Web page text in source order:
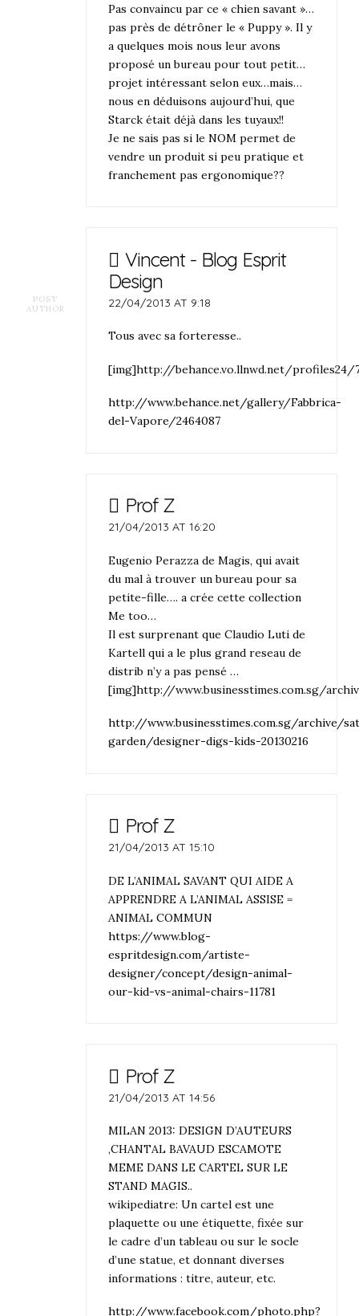
Pas convaincu par ce « chien savant »…
pas près de détrôner le « Puppy ». Il y
a quelques mois nous leur avons
proposé un bureau pour tout petit…
projet intéressant selon eux…mais…
nous en déduisons aujourd’hui, que
Starck était déjà dans les tuyaux!!
Je ne sais pas si le NOM permet de
vendre un produit si peu pratique et
franchement pas ergonomique??
POST
AUTHOR
Vincent - Blog Esprit
Design
22/04/2013 AT 9:18
Tous avec sa forteresse..
[img]http://behance.vo.llnwd.net/profiles24/
http://www.behance.net/gallery/Fabbrica-
del-Vapore/2464087
Prof Z
21/04/2013 AT 16:20
Eugenio Perazza de Magis, qui avait
du mal à trouver un bureau pour sa
petite-fille…. a crée cette collection
Me too…
Il est surprenant que Claudio Luti de
Kartell qui a le plus grand reseau de
distrib n’y a pas pensé …
[img]http://www.businesstimes.com.sg/
http://www.businesstimes.com.sg/archive/
garden/designer-digs-kids-20130216
Prof Z
21/04/2013 AT 15:10
DE L’ANIMAL SAVANT QUI AIDE A
APPRENDRE A L’ANIMAL ASSISE =
ANIMAL COMMUN
https://www.blog-
espritdesign.com/artiste-
designer/concept/design-animal-
our-kid-vs-animal-chairs-11781
Prof Z
21/04/2013 AT 14:56
MILAN 2013: DESIGN D’AUTEURS
,CHANTAL BAVAUD ESCAMOTE
MEME DANS LE CARTEL SUR LE
STAND MAGIS..
wikipediatre: Un cartel est une
plaquette ou une étiquette, fixée sur
le cadre d’un tableau ou sur le socle
d’une statue, et donnant diverses
informations : titre, auteur, etc.
http://www.facebook.com/photo.php?